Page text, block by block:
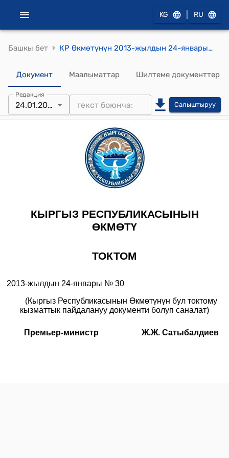
KG RU
Башкы бет › КР Өкмөтүнүн 2013-жылдын 24-январындагы № 30 (Кыргыз Республикасынын Өкмөтүнүн бул токтому кызматтык пайдалануу документи болуп саналат) токотму
Документ Маалыматтар Шилтеме документтер
Редакция
24.01.2013 Салыштыруу